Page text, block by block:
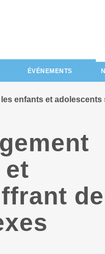
ÉVÉNEMENTS
enfants et
et
de